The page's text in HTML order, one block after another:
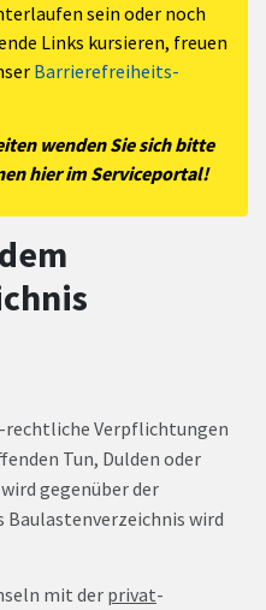
sein oder noch
Links kursieren, freuen
Barrierefreiheits-
wenden Sie sich bitte
hier im Serviceportal!
-rechtliche Verpflichtungen
Tun, Dulden oder
gegenüber der
Baulastenverzeichnis wird
mit der privat-